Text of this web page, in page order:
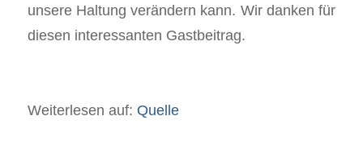
unsere Haltung verändern kann. Wir danken für
diesen interessanten Gastbeitrag.
Weiterlesen auf: Quelle